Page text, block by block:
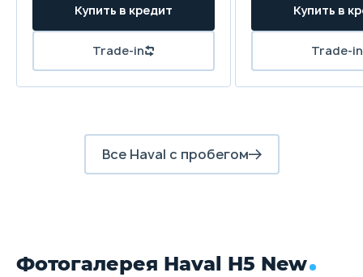
Зависимая, рычажная, пружинная, с
Дисковые вентилируемые
Задние тормоза
Купить в кредит
Trade-in
Купить в
Trade-in
Все Haval с пробегом
Фотогалерея Haval H5 New